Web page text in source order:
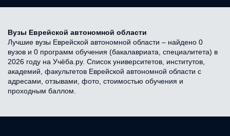
Вузы Еврейской автономной области
Лучшие вузы Еврейской автономной области – найдено 0
вузов и 0 программ обучения (бакалавриата, специалитета) в
2026 году на Учёба.ру. Список университетов, институтов,
академий, факультетов Еврейской автономной области с
адресами, отзывами, фото, стоимостью обучения и
проходным баллом.